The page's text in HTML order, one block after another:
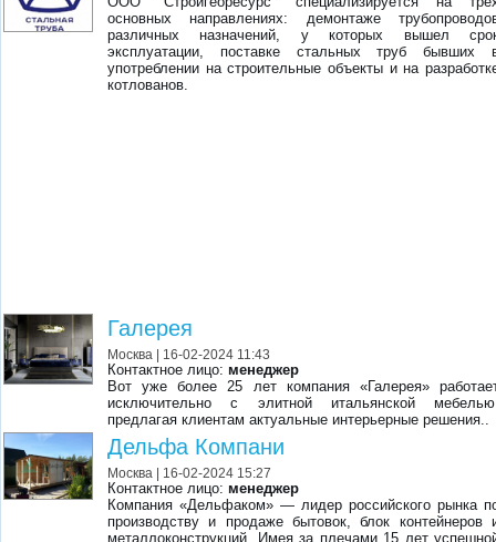
основных направлениях: демонтаже
различных назначений, у которых вышел
эксплуатации, поставке стальных труб бывших
употреблении на строительные объекты и на
котлованов.
Галерея
Москва | 16-02-2024 11:43
Контактное лицо: менеджер
Вот уже более 25 лет компания «Галерея»
исключительно с элитной итальянской
предлагая клиентам актуальные интерьерные решения..
Дельфа Компани
Москва | 16-02-2024 15:27
Контактное лицо: менеджер
Компания «Дельфаком» — лидер российского рынка
производству и продаже бытовок, блок контейнеров
металлоконструкций. Имея за плечами 15 лет